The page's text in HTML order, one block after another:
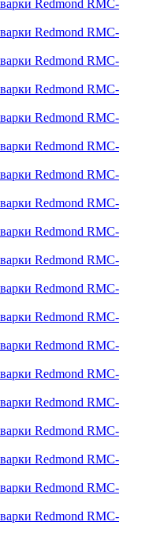
Redmond RMC-
Redmond RMC-
Redmond RMC-
Redmond RMC-
Redmond RMC-
Redmond RMC-
Redmond RMC-
Redmond RMC-
Redmond RMC-
Redmond RMC-
Redmond RMC-
Redmond RMC-
Redmond RMC-
Redmond RMC-
Redmond RMC-
Redmond RMC-
Redmond RMC-
Redmond RMC-
Redmond RMC-